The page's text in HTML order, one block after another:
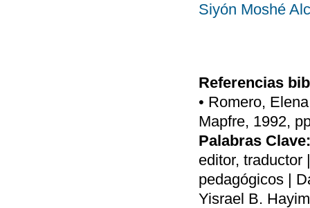
Siyón Moshé
Referencias
• Romero,
Mapfre, 1992,
Palabras Clave:
editor, traductor
pedagógicos |
Yisrael B.